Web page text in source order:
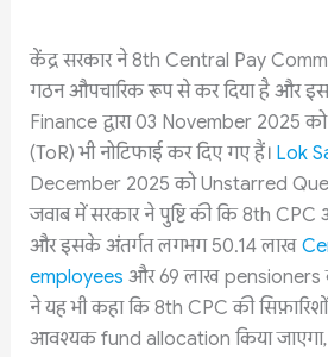
केंद्र सरकार ने 8th Central Pay
गठन औपचारिक रूप से कर दिया है और
Finance द्वारा 03 November 2025
(ToR) भी नोटिफाई कर दिए गए हैं। Lok
December 2025 को Unstarred
जवाब में सरकार ने पुष्टि की कि 8th CPC
और इसके अंतर्गत लगभग 50.14 लाख
employees और 69 लाख pensioners
ने यह भी कहा कि 8th CPC की
आवश्यक fund allocation किया जाएगा,